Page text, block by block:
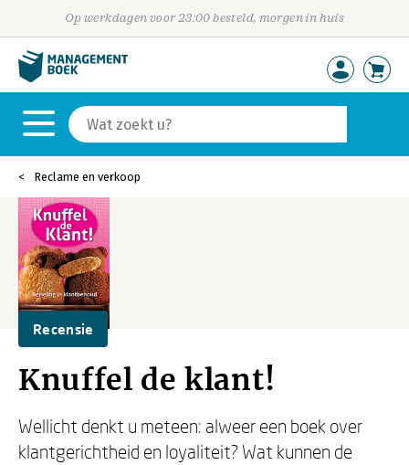
Op werkdagen voor 23:00 besteld, morgen in huis
Reclame en verkoop
Recensie
Knuffel de klant!
Wellicht denkt u meteen: alweer een boek over
klantgerichtheid en loyaliteit? Wat kunnen de